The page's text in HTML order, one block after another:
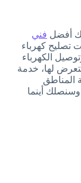
أفضل فني
تصليح كهرباء
الكهرباء
لها، خدمة
المناطق
يمكنك التواصل معنا على 66559972 وسنصلك أينما